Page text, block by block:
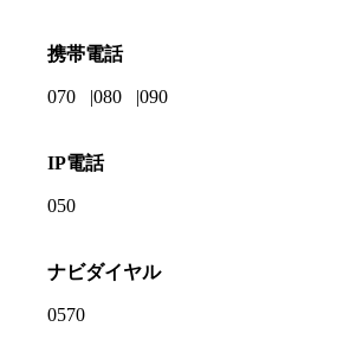
携帯電話
070 080 090
IP電話
050
ナビダイヤル
0570